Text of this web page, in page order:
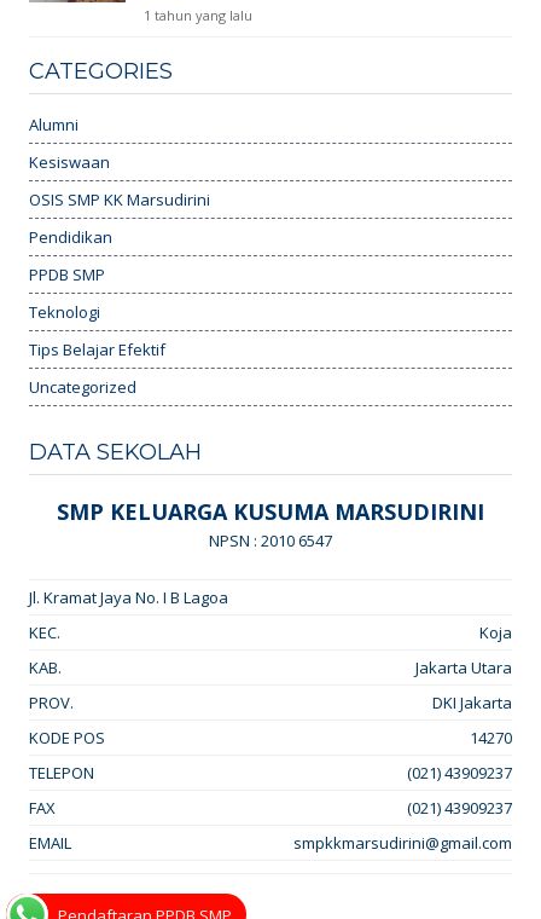
1 tahun yang lalu
CATEGORIES
Alumni
Kesiswaan
OSIS SMP KK Marsudirini
Pendidikan
PPDB SMP
Teknologi
Tips Belajar Efektif
Uncategorized
DATA SEKOLAH
SMP KELUARGA KUSUMA MARSUDIRINI
NPSN : 2010 6547
Jl. Kramat Jaya No. I B Lagoa
KEC.
Koja
KAB.
Jakarta Utara
PROV.
DKI Jakarta
KODE POS
14270
TELEPON
(021) 43909237
FAX
(021) 43909237
EMAIL
smpkkmarsudirini@gmail.com